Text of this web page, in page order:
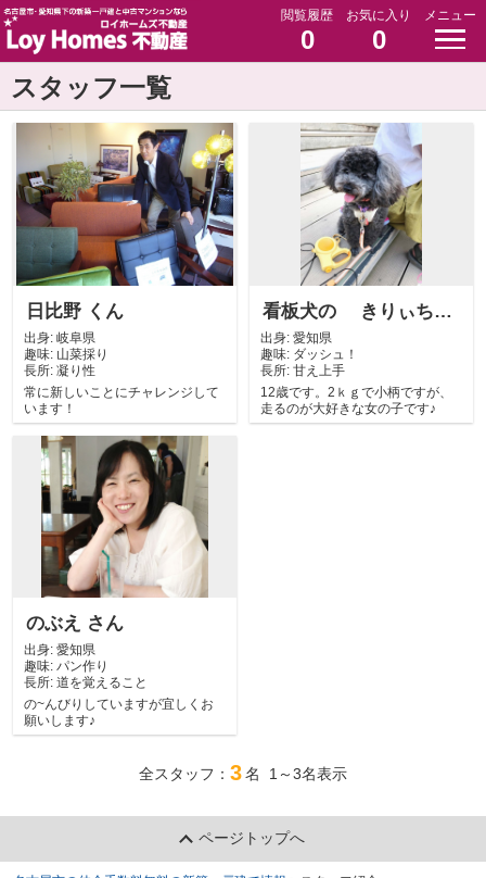
閲覧履歴
0
お気に入り
0
メニュー
スタッフ一覧
日比野 くん
出身: 岐阜県
趣味: 山菜採り
長所: 凝り性
常に新しいことにチャレンジして
います！
看板犬の きりぃちゃん
出身: 愛知県
趣味: ダッシュ！
長所: 甘え上手
12歳です。2ｋｇで小柄ですが、
走るのが大好きな女の子です♪
のぶえ さん
出身: 愛知県
趣味: パン作り
長所: 道を覚えること
の~んびりしていますが宜しくお
願いします♪
全スタッフ： 3名 1～3名表示
ページトップへ